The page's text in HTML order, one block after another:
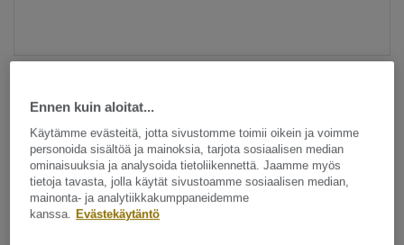
Katso kaikki kuosit - NCS ja LRV (27)
Ennen kuin aloitat...
Käytämme evästeitä, jotta sivustomme toimii oikein ja voimme
personoida sisältöä ja mainoksia, tarjota sosiaalisen median
ominaisuuksia ja analysoida tietoliikennettä. Jaamme myös
tietoja tavasta, jolla käytät sivustoamme sosiaalisen median,
mainonta- ja analytiikkakumppaneidemme
kanssa. Evästekäytäntö